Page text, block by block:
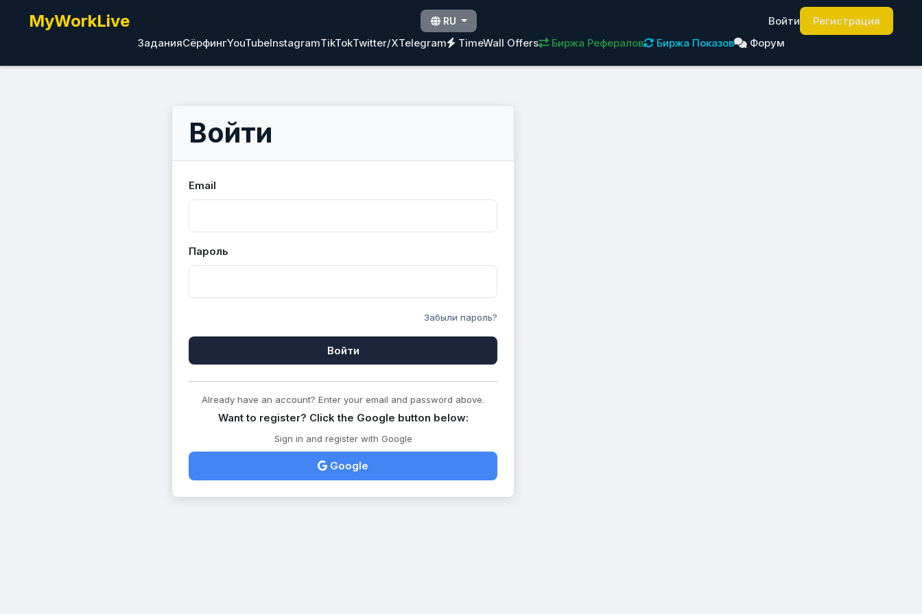
MyWorkLive RU Войти
Регистрация
ЗаданияСёрфингYouTubeInstagramTikTokTwitter/XTelegram TimeWall Offers Биржа Рефералов Биржа Показов Форум
Войти
Email
Пароль
Забыли пароль?
Already have an account? Enter your email and password above.
Want to register? Click the Google button below:
Sign in and register with Google
Google